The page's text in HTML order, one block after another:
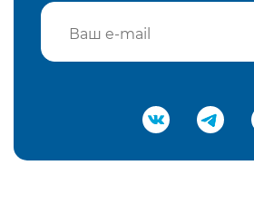
Подтвердить e-mail